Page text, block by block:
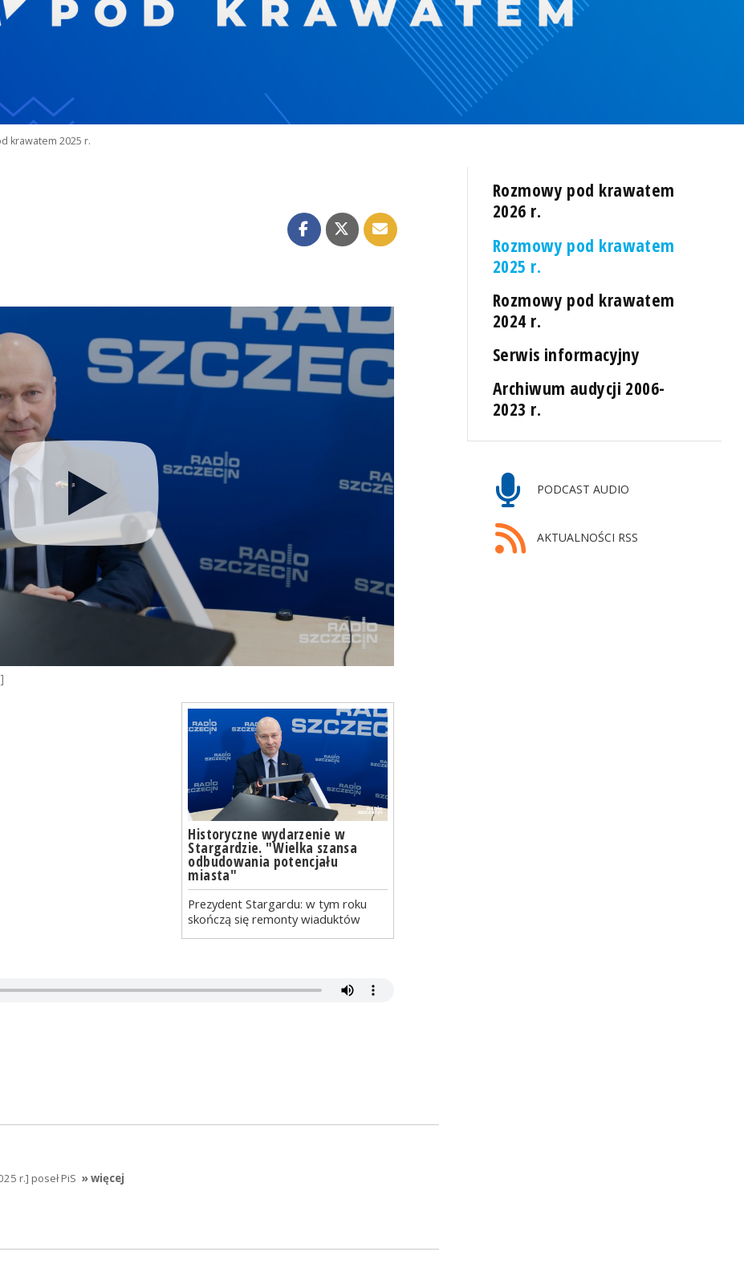
krawatem 2025 r.
Historyczne wydarzenie w
Stargardzie. "Wielka szansa
odbudowania potencjału
miasta"
Prezydent Stargardu: w tym roku
skończą się remonty wiaduktów
Rozmowy pod krawatem
2026 r.
Rozmowy pod krawatem
2025 r.
Rozmowy pod krawatem
2024 r.
Serwis informacyjny
Archiwum audycji 2006-
2023 r.
PODCAST AUDIO
AKTUALNOŚCI RSS
r.] poseł PiS » więcej